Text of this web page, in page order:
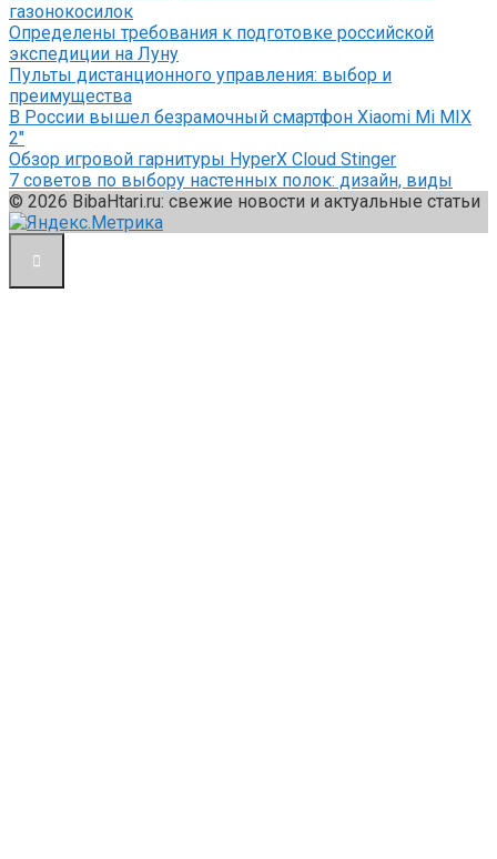
газонокосилок
Определены требования к подготовке российской
экспедиции на Луну
Пульты дистанционного управления: выбор и
преимущества
В России вышел безрамочный смартфон Xiaomi Mi MIX
2″
Обзор игровой гарнитуры HyperX Cloud Stinger
7 советов по выбору настенных полок: дизайн, виды
© 2026 BibaHtari.ru: свежие новости и актуальные статьи